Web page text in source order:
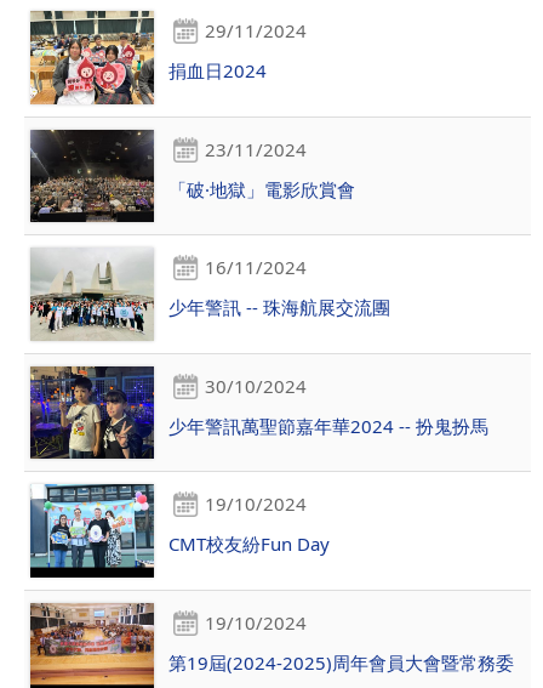
29/11/2024
捐血日2024
23/11/2024
「破·地獄」電影欣賞會
16/11/2024
少年警訊 -- 珠海航展交流團
30/10/2024
少年警訊萬聖節嘉年華2024 -- 扮鬼扮馬
19/10/2024
CMT校友紛Fun Day
19/10/2024
第19屆(2024-2025)周年會員大會暨常務委